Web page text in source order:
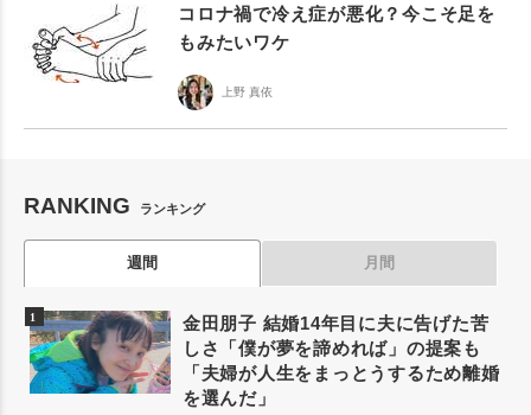
コロナ禍で冷え症が悪化？今こそ足を
もみたいワケ
上野 真依
RANKING ランキング
週間 月間
金田朋子 結婚14年目に夫に告げた苦
しさ「僕が夢を諦めれば」の提案も
「夫婦が人生をまっとうするため離婚
を選んだ」